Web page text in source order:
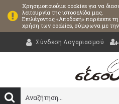
Χρησιμοποιούμε cookies για να
λειτουργία της ιστοσελίδα μας.
Επιλέγοντας «Αποδοχή» παρέχετε
χρήση των cookies, σύμφωνα με την
Σύνδεση Λογαριασμού